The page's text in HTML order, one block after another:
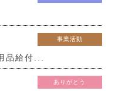
事業活動
品給付...
ありがとう